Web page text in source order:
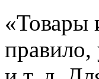
«Товары
правило,